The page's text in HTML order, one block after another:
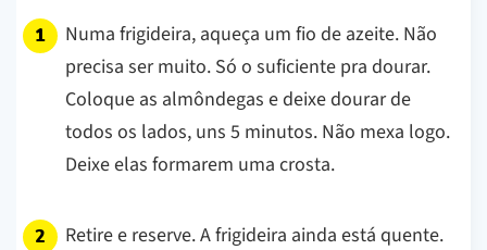
Numa frigideira, aqueça um fio de azeite. Não
precisa ser muito. Só o suficiente pra dourar.
Coloque as almôndegas e deixe dourar de
todos os lados, uns 5 minutos. Não mexa logo.
Deixe elas formarem uma crosta.
Retire e reserve. A frigideira ainda está quente.